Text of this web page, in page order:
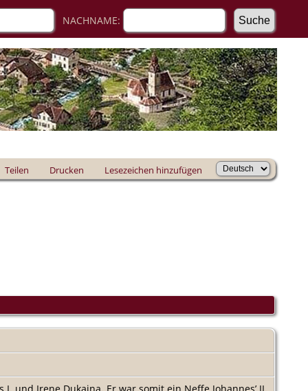
NACHNAME:
Teilen Drucken Lesezeichen hinzufügen
und Irene Dukaina. Er war somit ein Neffe Johannes’ II.